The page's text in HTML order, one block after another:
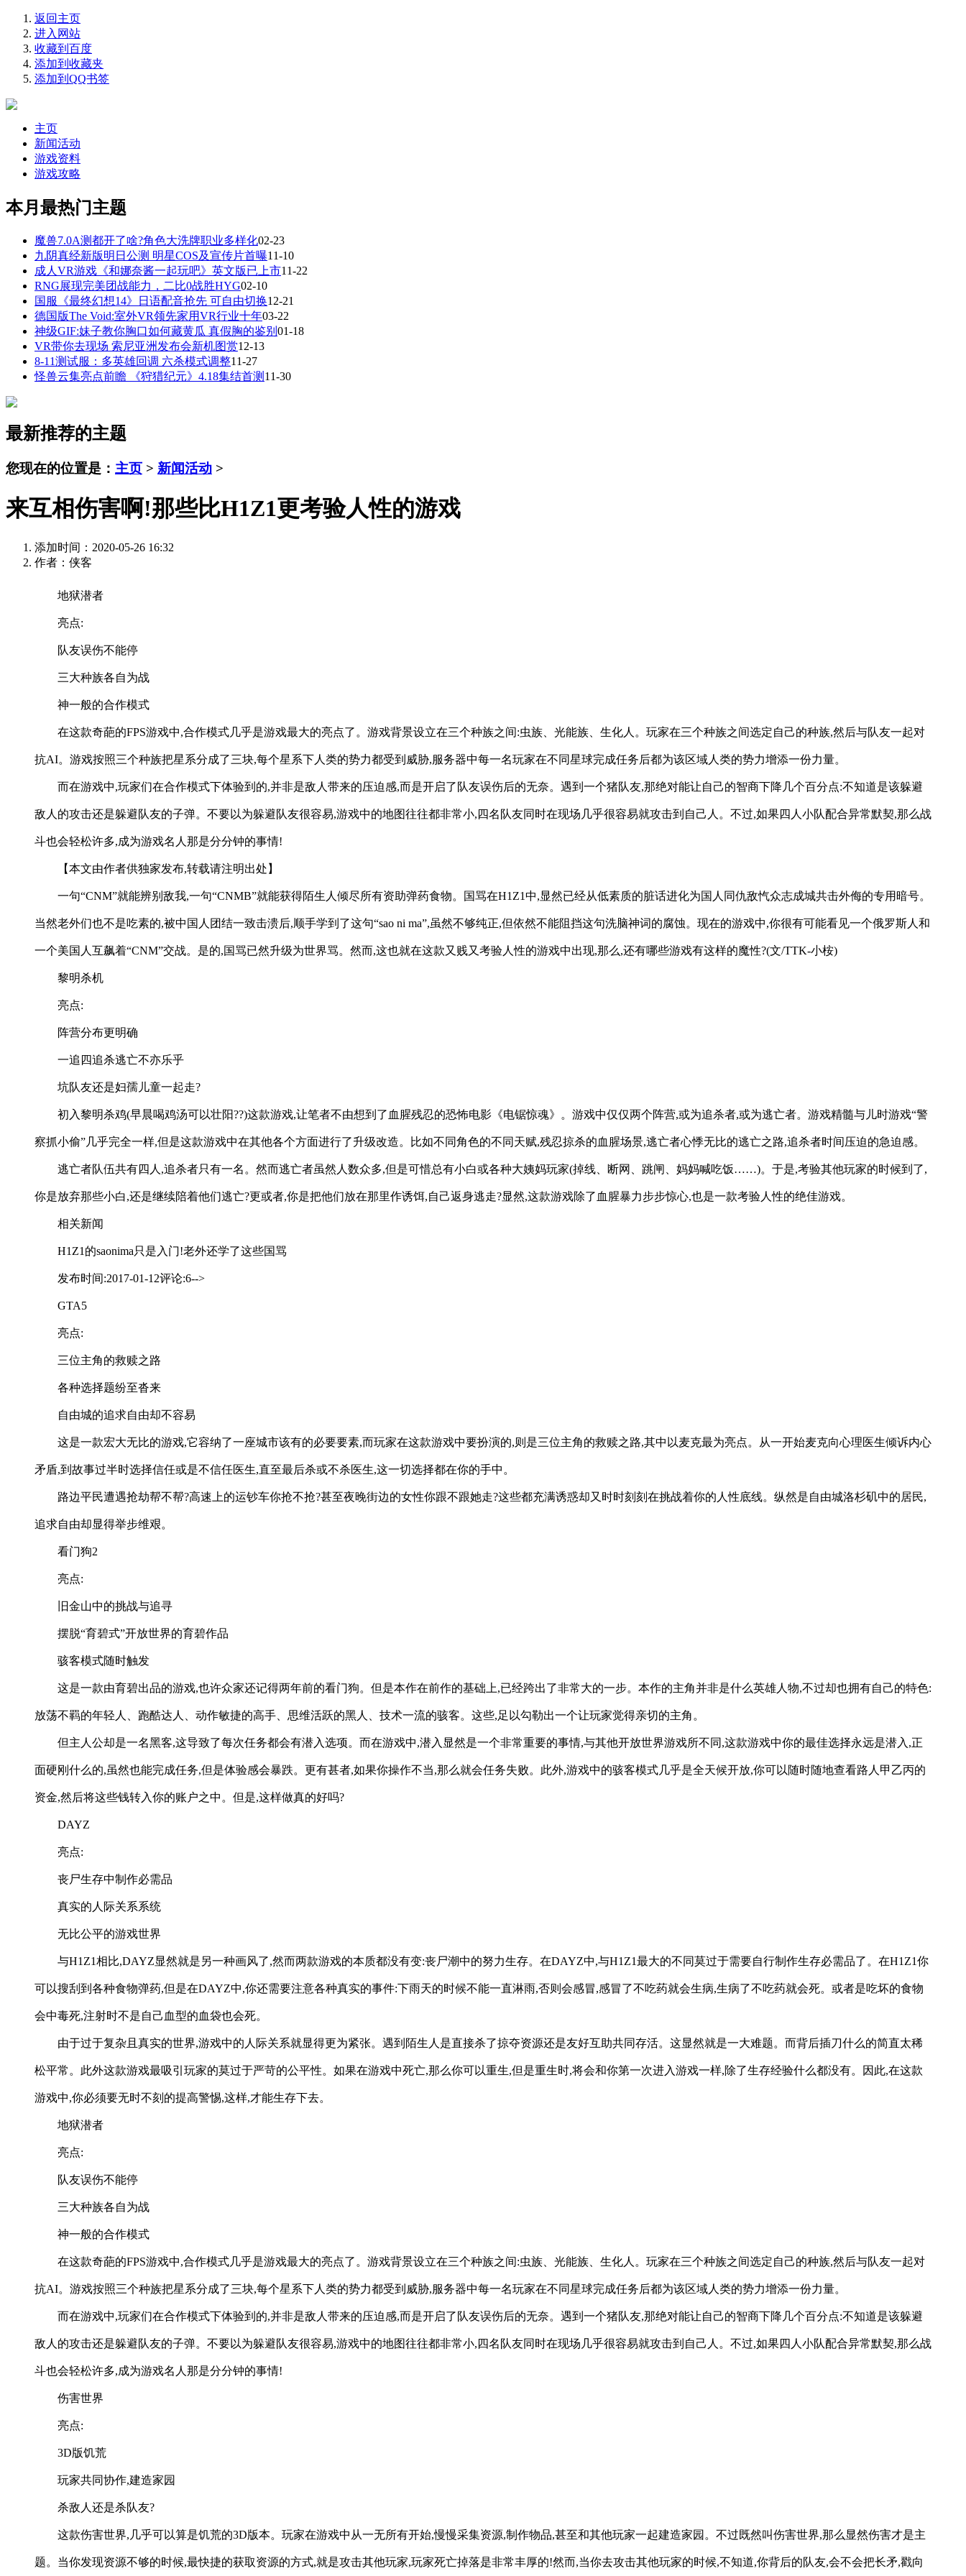
返回主页
进入网站
收藏到百度
添加到收藏夹
添加到QQ书签
主页
新闻活动
游戏资料
游戏攻略
本月最热门主题
魔兽7.0A测都开了啥?角色大洗牌职业多样化02-23
九阴真经新版明日公测 明星COS及宣传片首曝11-10
成人VR游戏《和娜奈酱一起玩吧》英文版已上市11-22
RNG展现完美团战能力，二比0战胜HYG02-10
国服《最终幻想14》日语配音抢先 可自由切换12-21
德国版The Void:室外VR领先家用VR行业十年03-22
神级GIF:妹子教你胸口如何藏黄瓜 真假胸的鉴别 01-18
VR带你去现场 索尼亚洲发布会新机图赏12-13
8-11测试服：多英雄回调 六杀模式调整11-27
怪兽云集亮点前瞻 《狩猎纪元》4.18集结首测 11-30
最新推荐的主题
您现在的位置是： 主页 > 新闻活动 >
来互相伤害啊!那些比H1Z1更考验人性的游戏
添加时间：2020-05-26 16:32
作者：侠客
地狱潜者
亮点:
队友误伤不能停
三大种族各自为战
神一般的合作模式
在这款奇葩的FPS游戏中,合作模式几乎是游戏最大的亮点了。游戏背景设立在三个种族之间:虫族、光能族、生化人。玩家在三个种族之间选定自己的种族,然后与队友一起对
抗AI。游戏按照三个种族把星系分成了三块,每个星系下人类的势力都受到威胁,服务器中每一名玩家在不同星球完成任务后都为该区域人类的势力增添一份力量。
而在游戏中,玩家们在合作模式下体验到的,并非是敌人带来的压迫感,而是开启了队友误伤后的无奈。遇到一个猪队友,那绝对能让自己的智商下降几个百分点:不知道是该躲避
敌人的攻击还是躲避队友的子弹。不要以为躲避队友很容易,游戏中的地图往往都非常小,四名队友同时在现场几乎很容易就攻击到自己人。不过,如果四人小队配合异常默契,那么战
斗也会轻松许多,成为游戏名人那是分分钟的事情!
【本文由作者供独家发布,转载请注明出处】
一句“CNM”就能辨别敌我,一句“CNMB”就能获得陌生人倾尽所有资助弹药食物。国骂在H1Z1中,显然已经从低素质的脏话进化为国人同仇敌忾众志成城共击外侮的专用暗号。
当然老外们也不是吃素的,被中国人团结一致击溃后,顺手学到了这句“sao ni ma”,虽然不够纯正,但依然不能阻挡这句洗脑神词的腐蚀。现在的游戏中,你很有可能看见一个俄罗斯人和
一个美国人互飙着“CNM”交战。是的,国骂已然升级为世界骂。然而,这也就在这款又贱又考验人性的游戏中出现,那么,还有哪些游戏有这样的魔性?(文/TTK-小桉)
黎明杀机
亮点:
阵营分布更明确
一追四追杀逃亡不亦乐乎
坑队友还是妇孺儿童一起走?
初入黎明杀鸡(早晨喝鸡汤可以壮阳??)这款游戏,让笔者不由想到了血腥残忍的恐怖电影《电锯惊魂》。游戏中仅仅两个阵营,或为追杀者,或为逃亡者。游戏精髓与儿时游戏“警
察抓小偷”几乎完全一样,但是这款游戏中在其他各个方面进行了升级改造。比如不同角色的不同天赋,残忍掠杀的血腥场景,逃亡者心悸无比的逃亡之路,追杀者时间压迫的急迫感。
逃亡者队伍共有四人,追杀者只有一名。然而逃亡者虽然人数众多,但是可惜总有小白或各种大姨妈玩家(掉线、断网、跳闸、妈妈喊吃饭……)。于是,考验其他玩家的时候到了,
你是放弃那些小白,还是继续陪着他们逃亡?更或者,你是把他们放在那里作诱饵,自己返身逃走?显然,这款游戏除了血腥暴力步步惊心,也是一款考验人性的绝佳游戏。
相关新闻
H1Z1的saonima只是入门!老外还学了这些国骂
发布时间:2017-01-12评论:6-->
GTA5
亮点:
三位主角的救赎之路
各种选择题纷至沓来
自由城的追求自由却不容易
这是一款宏大无比的游戏,它容纳了一座城市该有的必要要素,而玩家在这款游戏中要扮演的,则是三位主角的救赎之路,其中以麦克最为亮点。从一开始麦克向心理医生倾诉内心
矛盾,到故事过半时选择信任或是不信任医生,直至最后杀或不杀医生,这一切选择都在你的手中。
路边平民遭遇抢劫帮不帮?高速上的运钞车你抢不抢?甚至夜晚街边的女性你跟不跟她走?这些都充满诱惑却又时时刻刻在挑战着你的人性底线。纵然是自由城洛杉矶中的居民,
追求自由却显得举步维艰。
看门狗2
亮点:
旧金山中的挑战与追寻
摆脱“育碧式”开放世界的育碧作品
骇客模式随时触发
这是一款由育碧出品的游戏,也许众家还记得两年前的看门狗。但是本作在前作的基础上,已经跨出了非常大的一步。本作的主角并非是什么英雄人物,不过却也拥有自己的特色:
放荡不羁的年轻人、跑酷达人、动作敏捷的高手、思维活跃的黑人、技术一流的骇客。这些,足以勾勒出一个让玩家觉得亲切的主角。
但主人公却是一名黑客,这导致了每次任务都会有潜入选项。而在游戏中,潜入显然是一个非常重要的事情,与其他开放世界游戏所不同,这款游戏中你的最佳选择永远是潜入,正
面硬刚什么的,虽然也能完成任务,但是体验感会暴跌。更有甚者,如果你操作不当,那么就会任务失败。此外,游戏中的骇客模式几乎是全天候开放,你可以随时随地查看路人甲乙丙的
资金,然后将这些钱转入你的账户之中。但是,这样做真的好吗?
DAYZ
亮点:
丧尸生存中制作必需品
真实的人际关系系统
无比公平的游戏世界
与H1Z1相比,DAYZ显然就是另一种画风了,然而两款游戏的本质都没有变:丧尸潮中的努力生存。在DAYZ中,与H1Z1最大的不同莫过于需要自行制作生存必需品了。在H1Z1你
可以搜刮到各种食物弹药,但是在DAYZ中,你还需要注意各种真实的事件:下雨天的时候不能一直淋雨,否则会感冒,感冒了不吃药就会生病,生病了不吃药就会死。或者是吃坏的食物
会中毒死,注射时不是自己血型的血袋也会死。
由于过于复杂且真实的世界,游戏中的人际关系就显得更为紧张。遇到陌生人是直接杀了掠夺资源还是友好互助共同存活。这显然就是一大难题。而背后插刀什么的简直太稀
松平常。此外这款游戏最吸引玩家的莫过于严苛的公平性。如果在游戏中死亡,那么你可以重生,但是重生时,将会和你第一次进入游戏一样,除了生存经验什么都没有。因此,在这款
游戏中,你必须要无时不刻的提高警惕,这样,才能生存下去。
地狱潜者
亮点:
队友误伤不能停
三大种族各自为战
神一般的合作模式
在这款奇葩的FPS游戏中,合作模式几乎是游戏最大的亮点了。游戏背景设立在三个种族之间:虫族、光能族、生化人。玩家在三个种族之间选定自己的种族,然后与队友一起对
抗AI。游戏按照三个种族把星系分成了三块,每个星系下人类的势力都受到威胁,服务器中每一名玩家在不同星球完成任务后都为该区域人类的势力增添一份力量。
而在游戏中,玩家们在合作模式下体验到的,并非是敌人带来的压迫感,而是开启了队友误伤后的无奈。遇到一个猪队友,那绝对能让自己的智商下降几个百分点:不知道是该躲避
敌人的攻击还是躲避队友的子弹。不要以为躲避队友很容易,游戏中的地图往往都非常小,四名队友同时在现场几乎很容易就攻击到自己人。不过,如果四人小队配合异常默契,那么战
斗也会轻松许多,成为游戏名人那是分分钟的事情!
伤害世界
亮点:
3D版饥荒
玩家共同协作,建造家园
杀敌人还是杀队友?
这款伤害世界,几乎可以算是饥荒的3D版本。玩家在游戏中从一无所有开始,慢慢采集资源,制作物品,甚至和其他玩家一起建造家园。不过既然叫伤害世界,那么显然伤害才是主
题。当你发现资源不够的时候,最快捷的获取资源的方式,就是攻击其他玩家,玩家死亡掉落是非常丰厚的!然而,当你去攻击其他玩家的时候,不知道,你背后的队友,会不会把长矛,戳向